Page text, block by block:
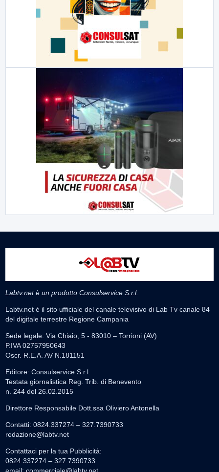
Labtv.net è un prodotto Consulservice S.r.l.
Labtv.net è il sito ufficiale del canale televisivo di Lab Tv canale 84
del digitale terrestre Regione Campania
Sede legale: Via Chiaio, 5 - 83010 – Torrioni (AV)
P.IVA 02757950643
Oscr. R.E.A. AV N.181151
Editore: Consulservice S.r.l.
Testata giornalistica Reg. Trib. di Benevento
n. 244 del 26.02.2015
Direttore Responsabile Dott.ssa Oliviero Antonella
Contatti: 0824.337274 – 327.7390733
redazione@labtv.net
Contattaci per la tua Pubblicità:
0824.337274 – 327.7390733
email: commerciale@labtv.net